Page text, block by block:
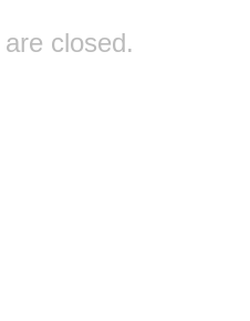
closed.